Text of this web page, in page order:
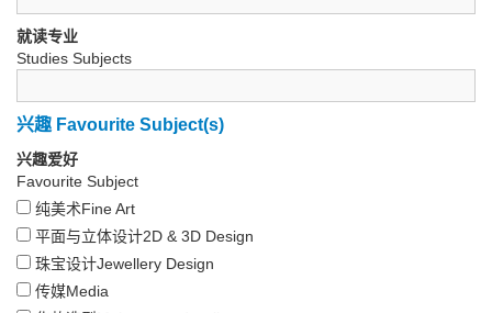
就读专业
Studies Subjects
兴趣 Favourite Subject(s)
兴趣爱好
Favourite Subject
纯美术Fine Art
平面与立体设计2D & 3D Design
珠宝设计Jewellery Design
传媒Media